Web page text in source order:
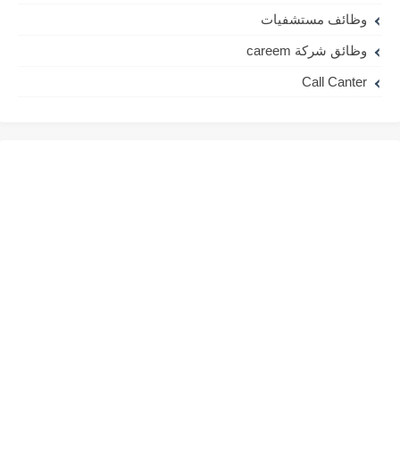
وظائف مستشفيات
وظائق شركة careem
Call Canter